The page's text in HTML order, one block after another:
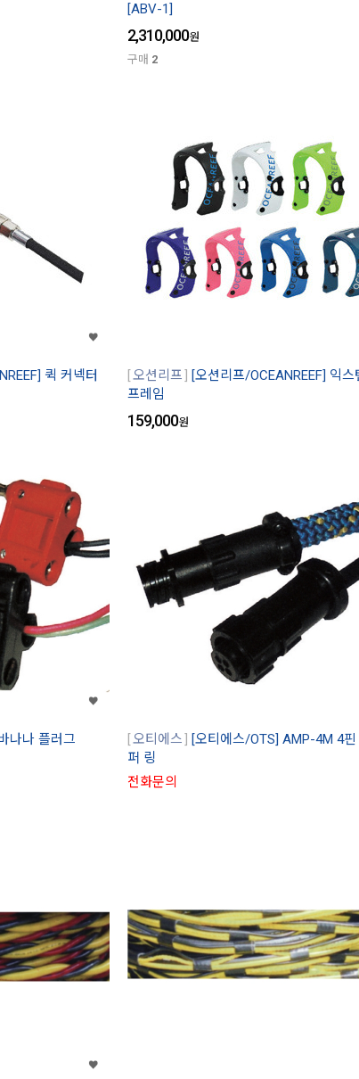
[ABV-1]
2,310,000원
구매 2
퀵 커넥터
오션리프
[오션리프/OCEANREEF] 익스
프레임
159,000원
나나 플러그
오티에스
[오티에스/OTS] AMP-4M 4핀
퍼 링
전화문의